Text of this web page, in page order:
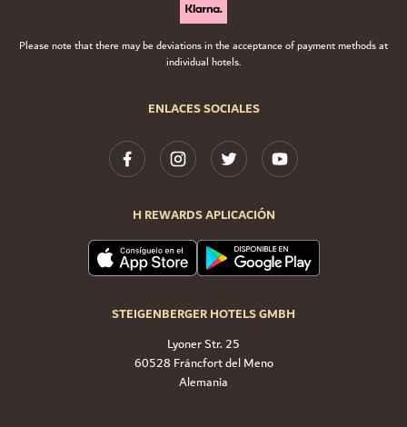
ENLACES SOCIALES
H REWARDS APLICACIÓN
STEIGENBERGER HOTELS GMBH
Lyoner Str. 25
60528 Fráncfort del Meno
Alemania
Please note that there may be deviations in the acceptance of payment methods at
individual hotels.